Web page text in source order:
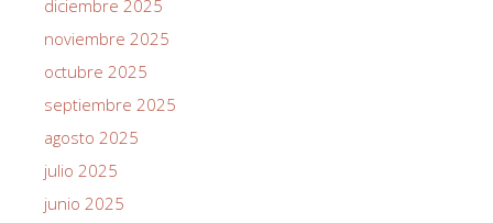
diciembre 2025
noviembre 2025
octubre 2025
septiembre 2025
agosto 2025
julio 2025
junio 2025